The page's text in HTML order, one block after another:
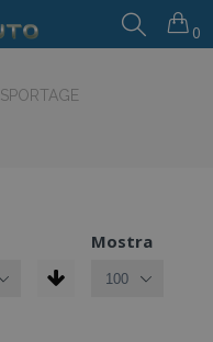
0
SPORTAGE
Mostra